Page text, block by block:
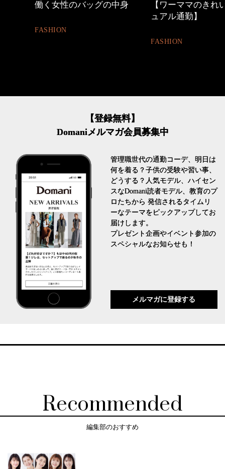
グの中身
【ワーママのきれいめカジ
優木まおみ
割。」
LIFESTYLE
【登録無料】
Domaniメルマガ会員募集中
管理職世代の通勤コーデ、明日は
何を着る？子供の受験や習い事、
どうする？人気モデル、ハイセン
スなDomani読者モデル、教育のプ
ロたちから 発信されるタイムリ
ーなテーマをピックアップしてお
届けします。
プレゼント企画やイベント参加の
スペシャルなお知らせも！
メルマガに登録する
Recommended
編集部のおすすめ